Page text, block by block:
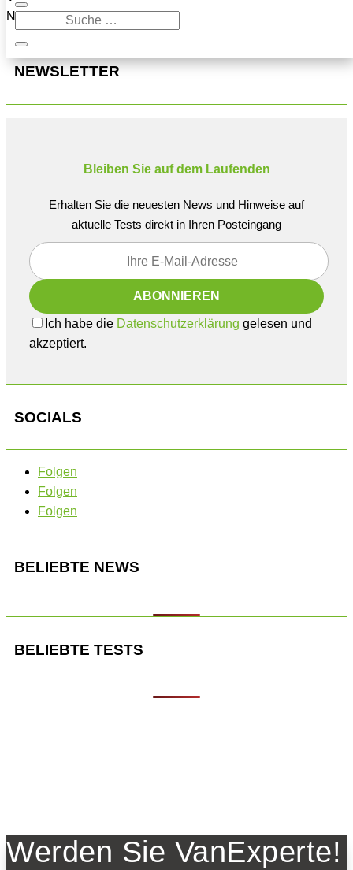
Navigation oben, um den Beitrag zu finden.
NEWSLETTER
Bleiben Sie auf dem Laufenden
Erhalten Sie die neuesten News und Hinweise auf
aktuelle Tests direkt in Ihren Posteingang
Ich habe die Datenschutzerklärung gelesen und
akzeptiert.
SOCIALS
Folgen
Folgen
Folgen
BELIEBTE NEWS
BELIEBTE TESTS
Werden Sie VanExperte!